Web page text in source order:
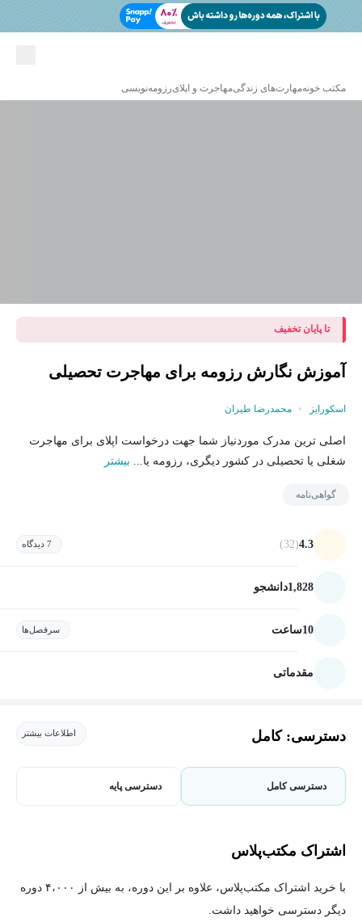
مکتب خونهمهارت‌های زندگیمهاجرت و اپلایرزومه‌نویسی
تا پایان تخفیف
آموزش نگارش رزومه برای مهاجرت تحصیلی
اسکورایز محمدرضا طیران
اصلی ترین مدرک موردنیاز شما جهت درخواست اپلای برای مهاجرت
شغلی یا تحصیلی در کشور دیگری، رزومه یا... بیشتر
گواهی‌نامه
4.3
(32) 7 دیدگاه
1,828دانشجو
10ساعت سرفصل‌ها
مقدماتی
دسترسی: کامل اطلاعات بیشتر
دسترسی کامل دسترسی پایه
اشتراک مکتب‌پلاس
با خرید اشتراک مکتب‌پلاس، علاوه بر این دوره، به بیش از ۴،۰۰۰ دوره
دیگر دسترسی خواهید داشت.